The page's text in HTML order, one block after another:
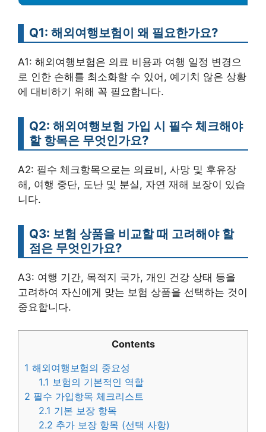
Q1: 해외여행보험이 왜 필요한가요?
A1: 해외여행보험은 의료 비용과 여행 일정 변경으
로 인한 손해를 최소화할 수 있어, 예기치 않은 상황
에 대비하기 위해 꼭 필요합니다.
Q2: 해외여행보험 가입 시 필수 체크해야
할 항목은 무엇인가요?
A2: 필수 체크항목으로는 의료비, 사망 및 후유장
해, 여행 중단, 도난 및 분실, 자연 재해 보장이 있습
니다.
Q3: 보험 상품을 비교할 때 고려해야 할
점은 무엇인가요?
A3: 여행 기간, 목적지 국가, 개인 건강 상태 등을
고려하여 자신에게 맞는 보험 상품을 선택하는 것이
중요합니다.
Contents
1 해외여행보험의 중요성
1.1 보험의 기본적인 역할
2 필수 가입항목 체크리스트
2.1 기본 보장 항목
2.2 추가 보장 항목 (선택 사항)